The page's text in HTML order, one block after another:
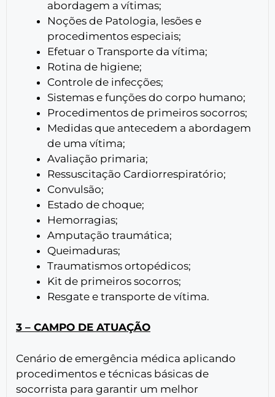
abordagem a vítimas;
Noções de Patologia, lesões e
procedimentos especiais;
Efetuar o Transporte da vítima;
Rotina de higiene;
Controle de infecções;
Sistemas e funções do corpo humano;
Procedimentos de primeiros socorros;
Medidas que antecedem a abordagem
de uma vítima;
Avaliação primaria;
Ressuscitação Cardiorrespiratório;
Convulsão;
Estado de choque;
Hemorragias;
Amputação traumática;
Queimaduras;
Traumatismos ortopédicos;
Kit de primeiros socorros;
Resgate e transporte de vítima.
3 – CAMPO DE ATUAÇÃO
Cenário de emergência médica aplicando
procedimentos e técnicas básicas de
socorrista para garantir um melhor